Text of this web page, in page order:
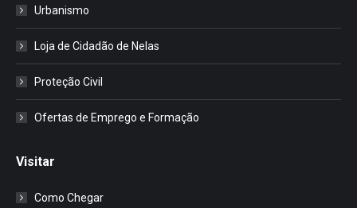
Urbanismo
Loja de Cidadão de Nelas
Proteção Civil
Ofertas de Emprego e Formação
Visitar
Como Chegar